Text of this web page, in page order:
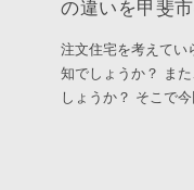
の違いを甲斐
注文住宅を考えてい
知でしょうか？ ま
しょうか？ そこで